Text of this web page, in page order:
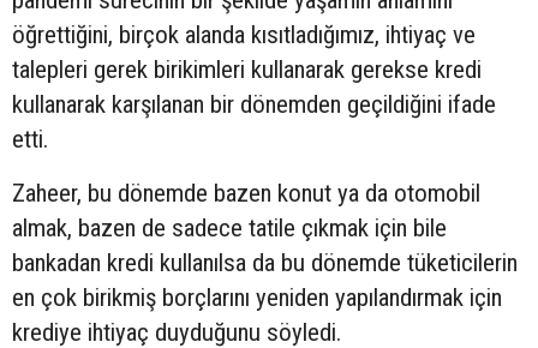
öğrettiğini, birçok alanda kısıtladığımız, ihtiyaç ve
talepleri gerek birikimleri kullanarak gerekse kredi
kullanarak karşılanan bir dönemden geçildiğini ifade
etti.
Zaheer, bu dönemde bazen konut ya da otomobil
almak, bazen de sadece tatile çıkmak için bile
bankadan kredi kullanılsa da bu dönemde tüketicilerin
en çok birikmiş borçlarını yeniden yapılandırmak için
krediye ihtiyaç duyduğunu söyledi.